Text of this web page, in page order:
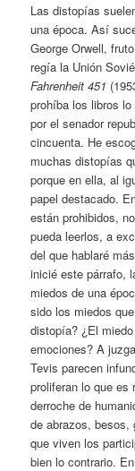
Las distopías
una época. Así
George Orwell,
regía la Unión
Fahrenheit 451
prohíba los libros
por el senador
cincuenta. He
muchas distopías
porque en ella, al
papel destacado.
están prohibidos,
pueda leerlos, a
del que hablaré
inicié este párrafo,
miedos de una
sido los miedos
distopía? ¿El
emociones? A
Tevis parecen
proliferan lo que es
derroche de
de abrazos, besos,
que viven los
bien lo contrario.